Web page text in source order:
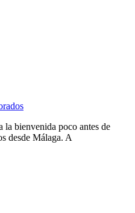
la bienvenida poco antes de
desde Málaga. A